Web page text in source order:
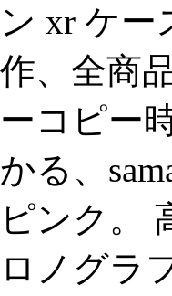
ン xr ケ
作、全商
ーコピー
かる、
ピンク。
ロノグラ